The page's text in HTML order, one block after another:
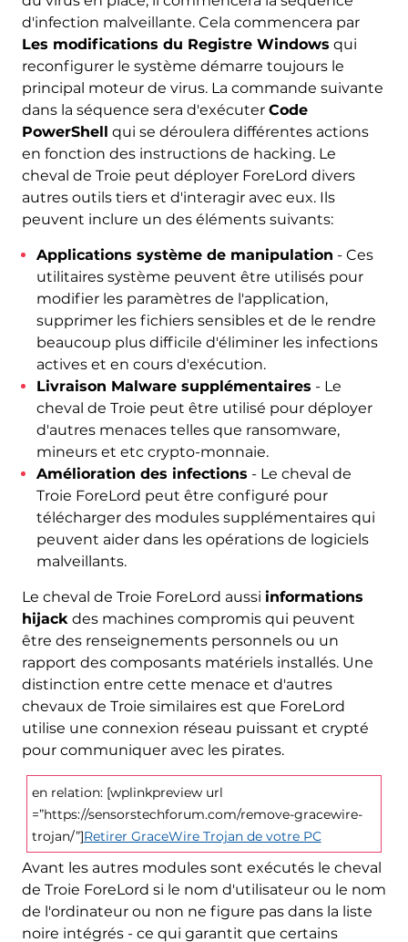
d'infection malveillante. Cela commencera par
Les modifications du Registre Windows qui
reconfigurer le système démarre toujours le
principal moteur de virus. La commande suivante
dans la séquence sera d'exécuter Code
PowerShell qui se déroulera différentes actions
en fonction des instructions de hacking. Le
cheval de Troie peut déployer ForeLord divers
autres outils tiers et d'interagir avec eux. Ils
peuvent inclure un des éléments suivants:
Applications système de manipulation - Ces
utilitaires système peuvent être utilisés pour
modifier les paramètres de l'application,
supprimer les fichiers sensibles et de le rendre
beaucoup plus difficile d'éliminer les infections
actives et en cours d'exécution.
Livraison Malware supplémentaires - Le
cheval de Troie peut être utilisé pour déployer
d'autres menaces telles que ransomware,
mineurs et etc crypto-monnaie.
Amélioration des infections - Le cheval de
Troie ForeLord peut être configuré pour
télécharger des modules supplémentaires qui
peuvent aider dans les opérations de logiciels
malveillants.
Le cheval de Troie ForeLord aussi informations
hijack des machines compromis qui peuvent
être des renseignements personnels ou un
rapport des composants matériels installés. Une
distinction entre cette menace et d'autres
chevaux de Troie similaires est que ForeLord
utilise une connexion réseau puissant et crypté
pour communiquer avec les pirates.
en relation: [wplinkpreview url
=”https://sensorstechforum.com/remove-gracewire-
trojan/”]Retirer GraceWire Trojan de votre PC
Avant les autres modules sont exécutés le cheval
de Troie ForeLord si le nom d'utilisateur ou le nom
de l'ordinateur ou non ne figure pas dans la liste
noire intégrés - ce qui garantit que certains